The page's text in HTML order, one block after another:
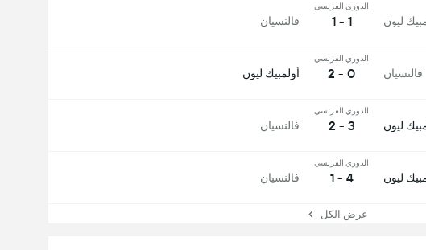
ليون
الدوري الفرنسي
1 - 1 فالنسيان
فالنسيان
الدوري الفرنسي
0 - 2 أولمبيك ليون
ليون
الدوري الفرنسي
3 - 2 فالنسيان
ليون
الدوري الفرنسي
4 - 1 فالنسيان
عرض الكل